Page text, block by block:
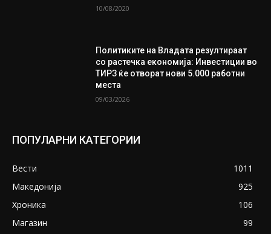
10/08/2020
Политиките на Владата резултираат
со растечка економија: Инвестиции во
ТИРЗ ќе отворат нови 5.000 работни
места
09/03/2026
ПОПУЛАРНИ КАТЕГОРИИ
Вести
1011
Македонија
925
Хроника
106
Магазин
99